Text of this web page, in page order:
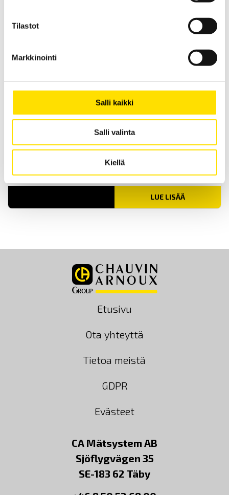
Tilastot
Markkinointi
Salli kaikki
Salli valinta
Kiellä
korkeataajuusmittauksiin
Korkeataajussmenetelmän avulla on mahdollista saada
iskiessä. Laite soveltuu myös käytettäväksi maadoitusten
käyttöönotto- sekä viitemaadoitusten kunnossapitomittauksissa.
Mahdollista käyttää myös maaperän resistiivisyyden sekä
jatkuvuuden mittaamiseen.
LUE LISÄÄ
Etusivu
Ota yhteyttä
Tietoa meistä
GDPR
Evästeet
CA Mätsystem AB
Sjöflygvägen 35
SE-183 62 Täby